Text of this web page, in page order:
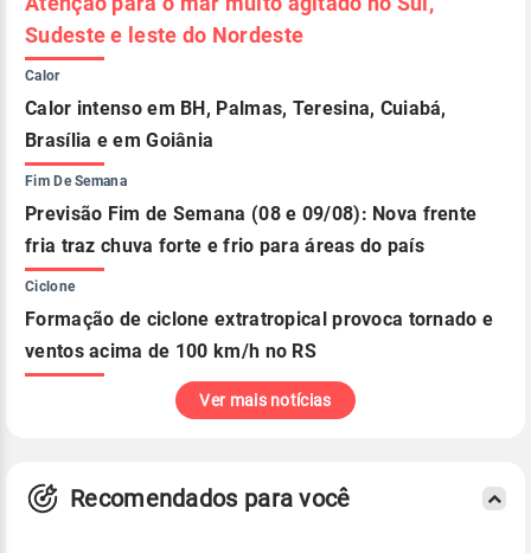
Sudeste e leste do Nordeste
Calor
Calor intenso em BH, Palmas, Teresina, Cuiabá,
Brasília e em Goiânia
Fim De Semana
Previsão Fim de Semana (08 e 09/08): Nova frente
fria traz chuva forte e frio para áreas do país
Ciclone
Formação de ciclone extratropical provoca tornado e
ventos acima de 100 km/h no RS
Ver mais notícias
Recomendados para você